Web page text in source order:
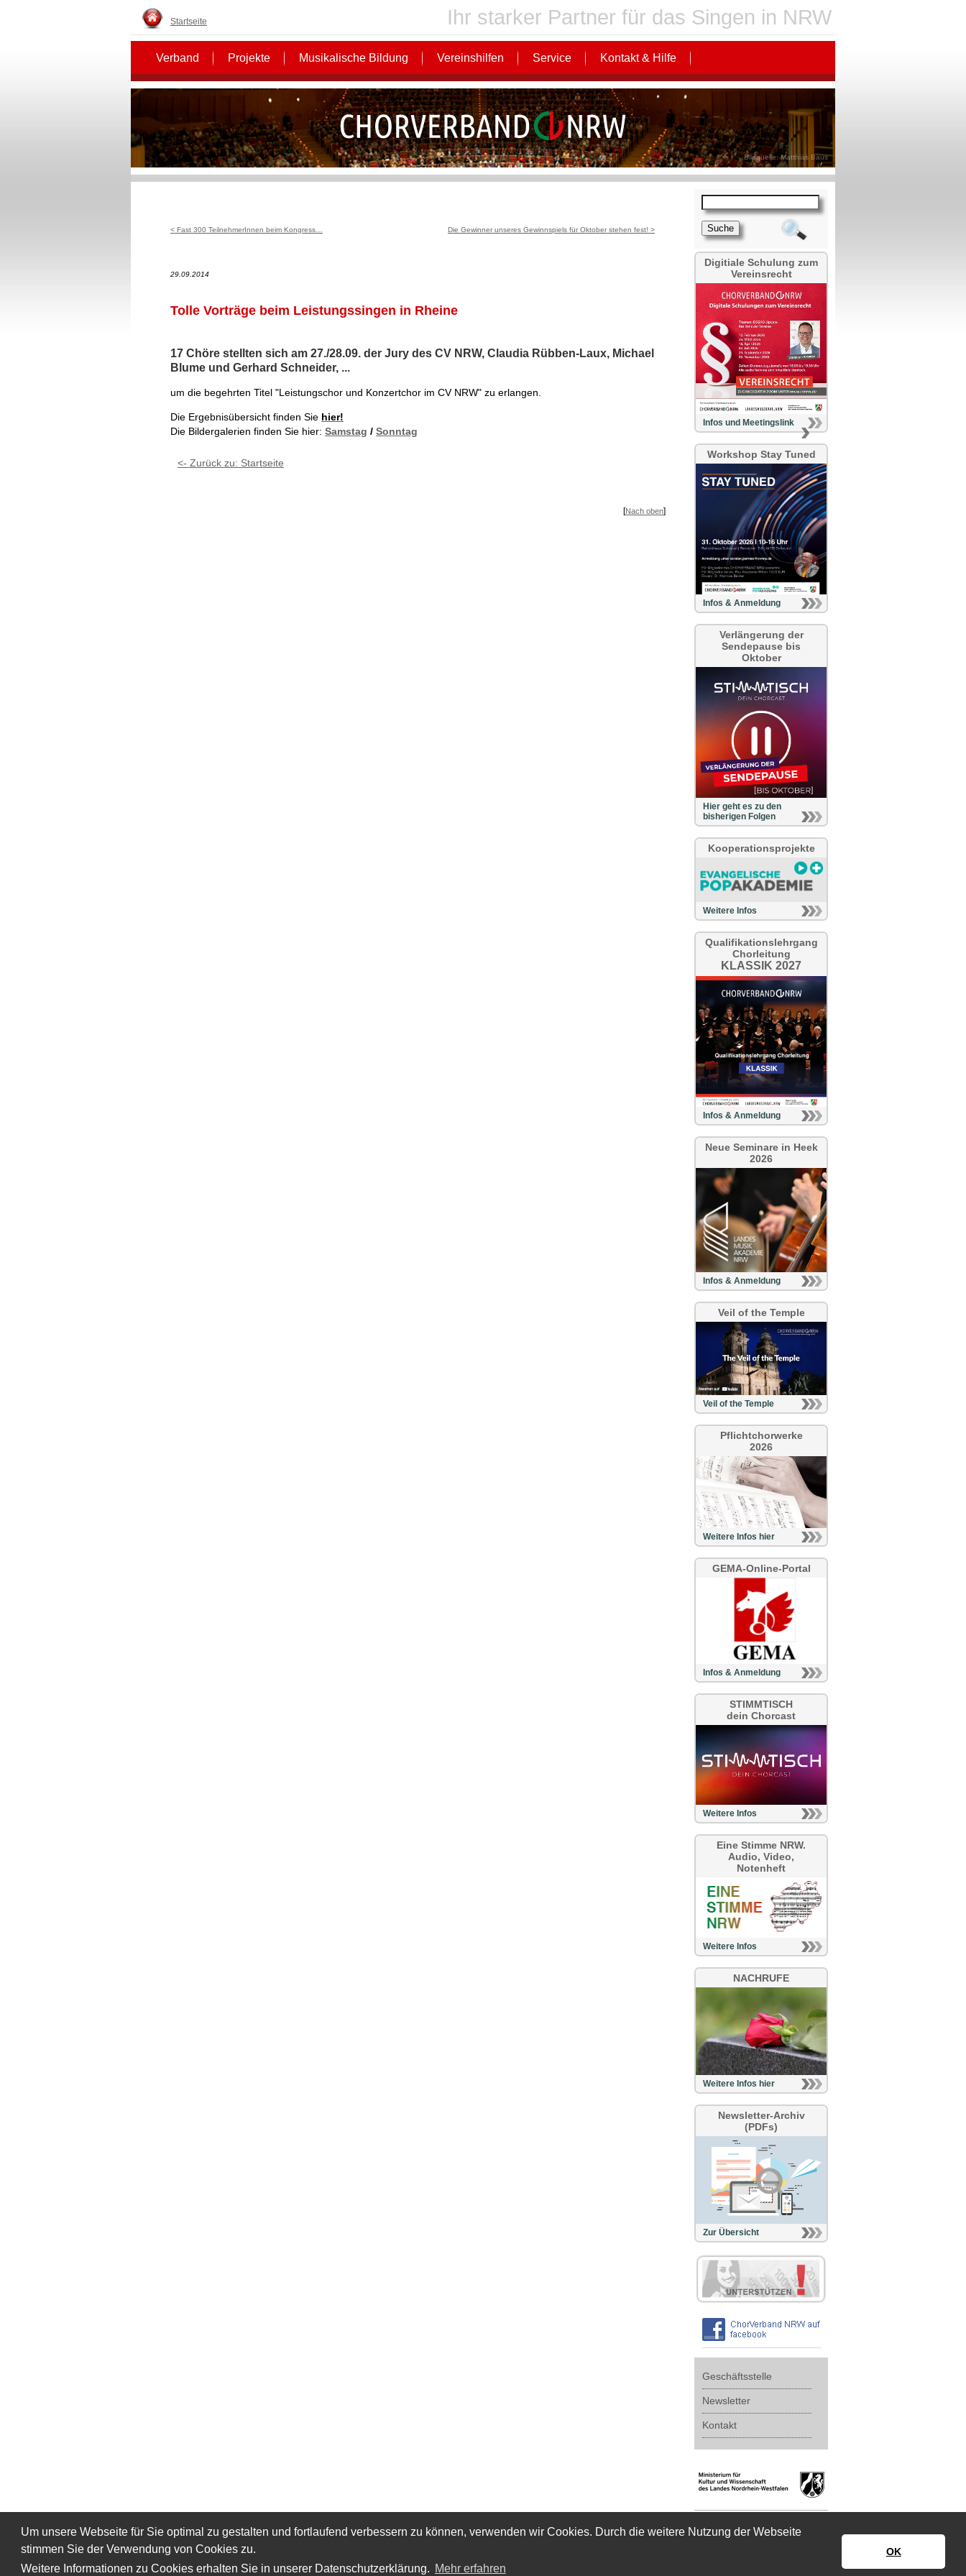
Um unsere Webseite für Sie optimal zu gestalten und fortlaufend verbessern zu können, verwenden wir Cookies. Durch die weitere Nutzung der Webseite
stimmen Sie der Verwendung von Cookies zu.
Weitere Informationen zu Cookies erhalten Sie in unserer Datenschutzerklärung. Mehr erfahren
OK
Startseite Ihr starker Partner für das Singen in NRW
Verband Projekte Musikalische Bildung Vereinshilfen Service Kontakt & Hilfe
Bildquelle: Matthias Baus
Digitiale Schulung zum
Vereinsrecht
Infos und Meetingslink
Workshop Stay Tuned
Infos & Anmeldung
Verlängerung der
Sendepause bis
Oktober
Hier geht es zu den
bisherigen Folgen
Kooperationsprojekte
Weitere Infos
Qualifikationslehrgang
Chorleitung
KLASSIK 2027
Infos & Anmeldung
Neue Seminare in Heek
2026
Infos & Anmeldung
Veil of the Temple
Veil of the Temple
Pflichtchorwerke
2026
Weitere Infos hier
GEMA-Online-Portal
Infos & Anmeldung
STIMMTISCH
dein Chorcast
Weitere Infos
Eine Stimme NRW.
Audio, Video,
Notenheft
Weitere Infos
NACHRUFE
Weitere Infos hier
Newsletter-Archiv
(PDFs)
Zur Übersicht
Geschäftsstelle
Newsletter
Kontakt
Die Gewinner unseres Gewinnspiels für Oktober stehen fest! >
< Fast 300 TeilnehmerInnen beim Kongress…
29.09.2014
Tolle Vorträge beim Leistungssingen in Rheine
17 Chöre stellten sich am 27./28.09. der Jury des CV NRW, Claudia Rübben-Laux, Michael
Blume und Gerhard Schneider, ...
um die begehrten Titel "Leistungschor und Konzertchor im CV NRW" zu erlangen.
Die Ergebnisübersicht finden Sie hier!
Die Bildergalerien finden Sie hier: Samstag / Sonntag
<- Zurück zu: Startseite
[Nach oben]